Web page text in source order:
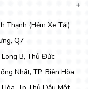
Thạnh (Hẻm Xe Tải)
Q7
Long B, Thủ Đức
Nhất, TP. Biên Hòa